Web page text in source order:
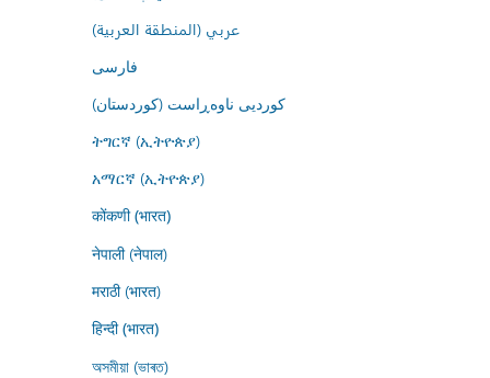
عربي (المنطقة العربية)
فارسى
کوردیی ناوەڕاست (کوردستان)
ትግርኛ (ኢትዮጵያ)
አማርኛ (ኢትዮጵያ)
कोंकणी (भारत)
नेपाली (नेपाल)
मराठी (भारत)
हिन्दी (भारत)
অসমীয়া (ভাৰত)